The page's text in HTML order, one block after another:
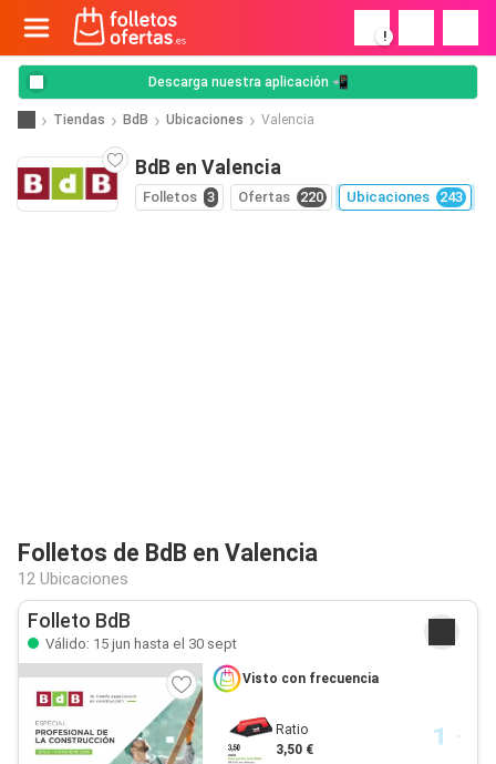
!
Descarga nuestra aplicación 📲
Tiendas BdB Ubicaciones Valencia
BdB en Valencia
Folletos 3 Ofertas 220 Ubicaciones 243
Folletos de BdB en Valencia
12 Ubicaciones
Folleto BdB
Válido: 15 jun hasta el 30 sept
Visto con frecuencia
Ratio
3,50 €